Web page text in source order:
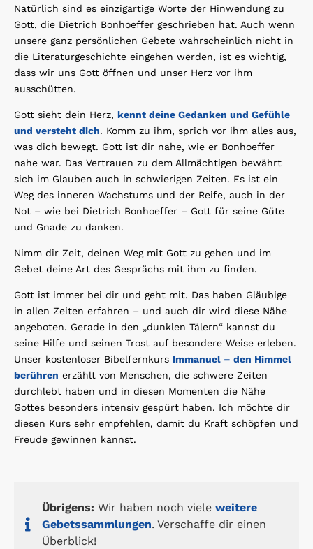
Natürlich sind es einzigartige Worte der Hinwendung zu
Gott, die Dietrich Bonhoeffer geschrieben hat. Auch wenn
unsere ganz persönlichen Gebete wahrscheinlich nicht in
die Literaturgeschichte eingehen werden, ist es wichtig,
dass wir uns Gott öffnen und unser Herz vor ihm
ausschütten.
Gott sieht dein Herz, kennt deine Gedanken und Gefühle
und versteht dich. Komm zu ihm, sprich vor ihm alles aus,
was dich bewegt. Gott ist dir nahe, wie er Bonhoeffer
nahe war. Das Vertrauen zu dem Allmächtigen bewährt
sich im Glauben auch in schwierigen Zeiten. Es ist ein
Weg des inneren Wachstums und der Reife, auch in der
Not – wie bei Dietrich Bonhoeffer – Gott für seine Güte
und Gnade zu danken.
Nimm dir Zeit, deinen Weg mit Gott zu gehen und im
Gebet deine Art des Gesprächs mit ihm zu finden.
Gott ist immer bei dir und geht mit. Das haben Gläubige
in allen Zeiten erfahren – und auch dir wird diese Nähe
angeboten. Gerade in den „dunklen Tälern“ kannst du
seine Hilfe und seinen Trost auf besondere Weise erleben.
Unser kostenloser Bibelfernkurs Immanuel – den Himmel
berühren erzählt von Menschen, die schwere Zeiten
durchlebt haben und in diesen Momenten die Nähe
Gottes besonders intensiv gespürt haben. Ich möchte dir
diesen Kurs sehr empfehlen, damit du Kraft schöpfen und
Freude gewinnen kannst.
Übrigens: Wir haben noch viele weitere
Gebetssammlungen. Verschaffe dir einen
Überblick!